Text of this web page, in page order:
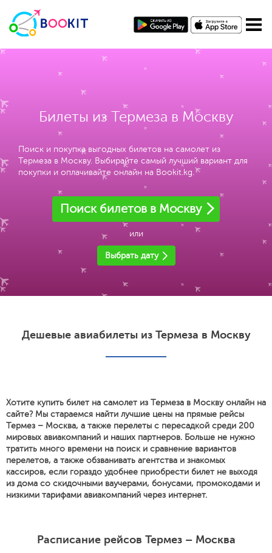
Билеты из Термеза в Москву
Поиск и покупка выгодных билетов на самолет из
Термеза в Москву. Выбирайте самый лучший вариант для
покупки и оплачивайте онлайн на Bookit.kg.
Поиск билетов в Москву
или
Выбрать дату
Дешевые авиабилеты из Термеза в Москву
Хотите купить билет на самолет из Термеза в Москву онлайн на
сайте? Мы стараемся найти лучшие цены на прямые рейсы
Термез – Москва, а также перелеты с пересадкой среди 200
мировых авиакомпаний и наших партнеров. Больше не нужно
тратить много времени на поиск и сравнение вариантов
перелетов, а также обзванивать агентства и знакомых
кассиров, если гораздо удобнее приобрести билет не выходя
из дома со скидочными ваучерами, бонусами, промокодами и
низкими тарифами авиакомпаний через интернет.
Расписание рейсов Термез – Москва